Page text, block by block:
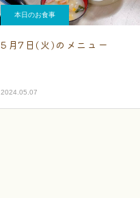
本日のお食事
5月7日(火)のメニュー
2024.05.07